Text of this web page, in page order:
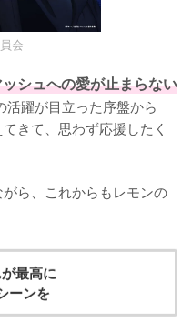
会
シュへの愛が止まらない
活躍が目立った序盤から
きて、思わず応援したく
ら、これからもレモンの
最高に
ーンを